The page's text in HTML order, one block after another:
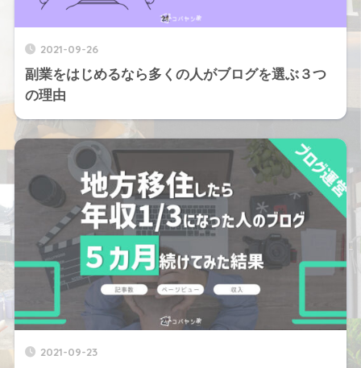
2021-09-26
副業をはじめるなら多くの人がブログを選ぶ３つ
の理由
2021-09-23